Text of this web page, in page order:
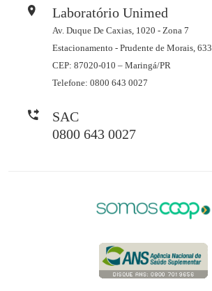
Laboratório Unimed
Av. Duque De Caxias, 1020 - Zona 7
Estacionamento - Prudente de Morais, 633
CEP: 87020-010 – Maringá/PR
Telefone: 0800 643 0027
SAC
0800 643 0027